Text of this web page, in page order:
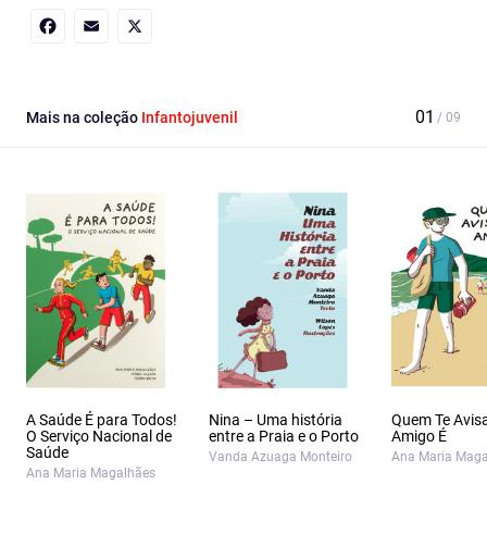
Mais na coleção Infantojuvenil
A Saúde É para Todos!
O Serviço Nacional de
Saúde
Ana Maria Magalhães
Nina – Uma história
entre a Praia e o Porto
Vanda Azuaga Monteiro
Quem Te
Amigo É
Ana Maria